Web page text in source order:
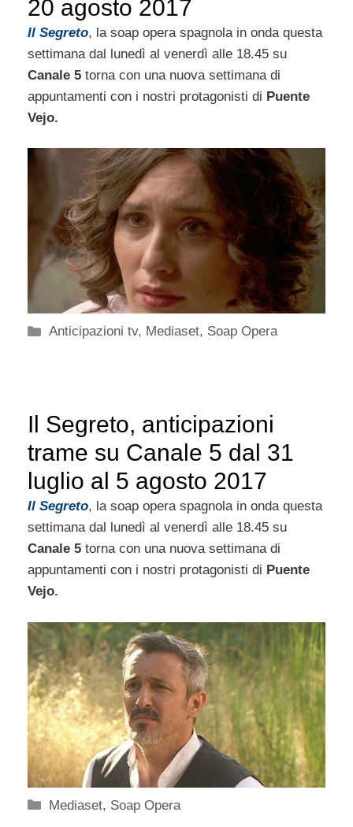
20 agosto 2017
Il Segreto, la soap opera spagnola in onda questa
settimana dal lunedì al venerdì alle 18.45 su
Canale 5 torna con una nuova settimana di
appuntamenti con i nostri protagonisti di Puente
Vejo.
Categorie
Anticipazioni tv, Mediaset, Soap Opera
Il Segreto, anticipazioni
trame su Canale 5 dal 31
luglio al 5 agosto 2017
Il Segreto, la soap opera spagnola in onda questa
settimana dal lunedì al venerdì alle 18.45 su
Canale 5 torna con una nuova settimana di
appuntamenti con i nostri protagonisti di Puente
Vejo.
Categorie
Mediaset, Soap Opera